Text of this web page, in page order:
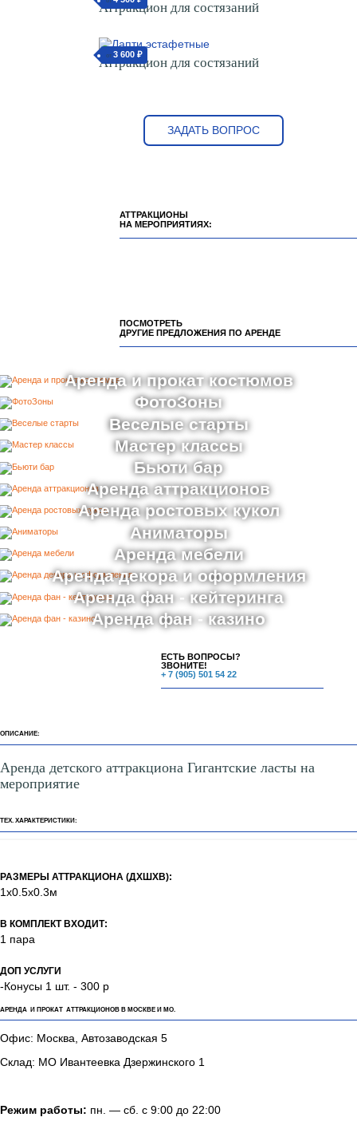
Аттракцион для состязаний
Аттракцион для состязаний
ЗАДАТЬ ВОПРОС
АТТРАКЦИОНЫ
НА МЕРОПРИЯТИЯХ:
ПОСМОТРЕТЬ
ДРУГИЕ ПРЕДЛОЖЕНИЯ ПО АРЕНДЕ
Аренда и прокат костюмов
ФотоЗоны
Веселые старты
Мастер классы
Бьюти бар
Аренда аттракционов
Аренда ростовых кукол
Аниматоры
Аренда мебели
Аренда декора и оформления
Аренда фан - кейтеринга
Аренда фан - казино
ЕСТЬ ВОПРОСЫ?
ЗВОНИТЕ!
+ 7 (905) 501 54 22
ОПИСАНИЕ:
Аренда детского аттракциона Гигантские ласты на
мероприятие
ТЕХ. ХАРАКТЕРИСТИКИ:
РАЗМЕРЫ АТТРАКЦИОНА (ДХШХВ):
1х0.5х0.3м
В КОМПЛЕКТ ВХОДИТ:
1 пара
ДОП УСЛУГИ
-Конусы 1 шт. - 300 р
АРЕНДА И ПРОКАТ АТТРАКЦИОНОВ В МОСКВЕ И МО.
Офис: Москва, Автозаводская 5
Склад: МО Ивантеевка Дзержинского 1
Режим работы: пн. — сб. с 9:00 до 22:00